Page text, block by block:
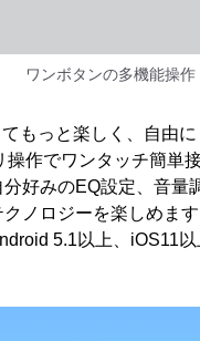
ワンボタンの多機能操作
もっと楽しく、自由に
操作でワンタッチ簡単
好みのEQ設定、音量
ノロジーを楽しめます
5.1以上、iOS11以